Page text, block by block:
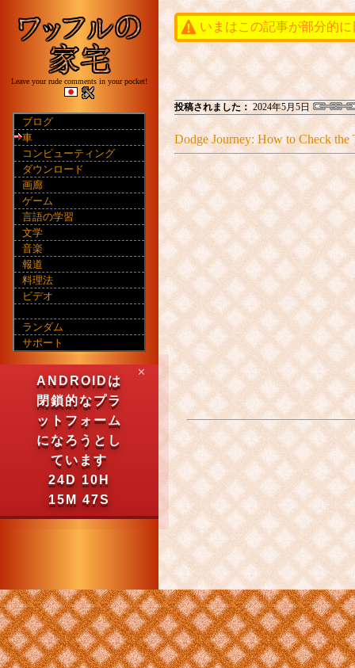
Leave your rude comments in your pocket!
ブログ
車
コンピューティング
ダウンロード
画廊
ゲーム
言語の学習
文学
音楽
報道
料理法
ビデオ
ランダム
サポート
ANDROIDは
閉鎖的なプラ
ットフォーム
になろうとし
ています
24D 10H
15M 46S
✕
いまはこの記事が部分的
投稿されました： 2024年5月5日
Dodge Journey: How to Check the